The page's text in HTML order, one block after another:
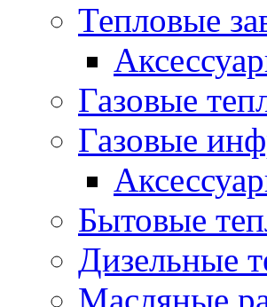
Тепловые
Газовые
Газовые
Бытовые
Дизельные